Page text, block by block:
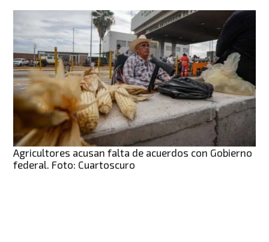
Agricultores acusan falta de acuerdos con Gobierno
federal. Foto: Cuartoscuro